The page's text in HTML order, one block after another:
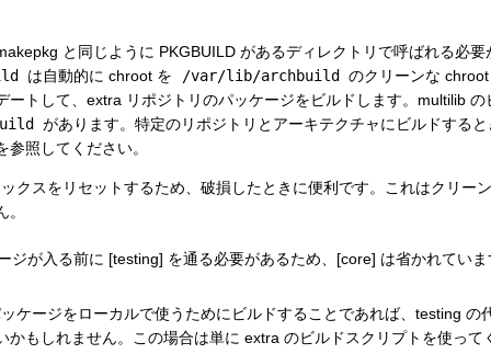
と同じように PKGBUILD があるディレクトリで呼ばれる必
は自動的に chroot を /var/lib/archbuild
のクリーンな
ートして、extra リポジトリのパッケージをビルドします。multilib
があります。特定のリポジトリとアーキテクチャにビルドする
照してください。
クスをリセットするため、破損したときに便利です。これはクリー
ジが入る前に [testing] を通る必要があるため、[core] は省かれていま
ケージをローカルで使うためにビルドすることであれば、testing の
かもしれません。この場合は単に extra のビルドスクリプトを使って